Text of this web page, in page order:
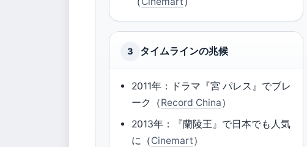
3 タイムラインの兆候
2011年：ドラマ『宮 パレス』でブレ
ーク（Record China）
2013年：『蘭陵王』で日本でも人気
に（Cinemart）